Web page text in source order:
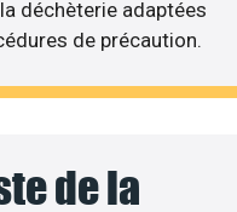
déchèterie adaptées
de précaution.
de la